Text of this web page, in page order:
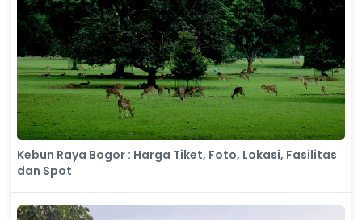
Kebun Raya Bogor : Harga Tiket, Foto, Lokasi, Fasilitas
dan Spot